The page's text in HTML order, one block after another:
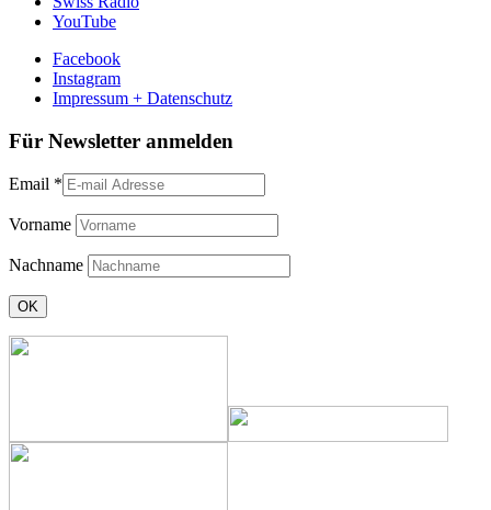
YouTube
Facebook
Instagram
Impressum + Datenschutz
Für Newsletter anmelden
Email *
Vorname
Nachname
Constant
this
field